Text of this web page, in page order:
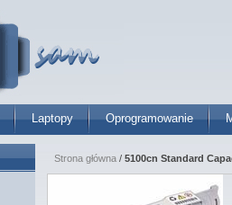
Laptopy Oprogramowanie
Strona główna / 5100cn Standard